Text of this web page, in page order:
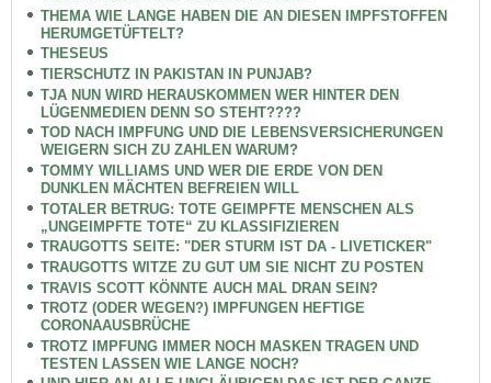
THEMA WIE LANGE HABEN DIE AN DIESEN IMPFSTOFFEN
HERUMGETÜFTELT?
THESEUS
TIERSCHUTZ IN PAKISTAN IN PUNJAB?
TJA NUN WIRD HERAUSKOMMEN WER HINTER DEN
LÜGENMEDIEN DENN SO STEHT????
TOD NACH IMPFUNG UND DIE LEBENSVERSICHERUNGEN
WEIGERN SICH ZU ZAHLEN WARUM?
TOMMY WILLIAMS UND WER DIE ERDE VON DEN
DUNKLEN MÄCHTEN BEFREIEN WILL
TOTALER BETRUG: TOTE GEIMPFTE MENSCHEN ALS
„UNGEIMPFTE TOTE“ ZU KLASSIFIZIEREN
TRAUGOTTS SEITE: "DER STURM IST DA - LIVETICKER"
TRAUGOTTS WITZE ZU GUT UM SIE NICHT ZU POSTEN
TRAVIS SCOTT KÖNNTE AUCH MAL DRAN SEIN?
TROTZ (ODER WEGEN?) IMPFUNGEN HEFTIGE
CORONAAUSBRÜCHE
TROTZ IMPFUNG IMMER NOCH MASKEN TRAGEN UND
TESTEN LASSEN WIE LANGE NOCH?